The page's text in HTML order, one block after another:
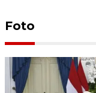
Foto